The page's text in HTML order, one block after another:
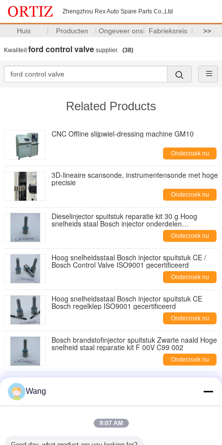
Zhengzhou Rex Auto Spare Parts Co.,Ltd
Huis Producten Ongeveer ons Fabrieksreis >>
Kwaliteitford control valve supplier. (38)
Related Products
CNC Offline slijpwiel-dressing machine GM10
Onderzoek nu
3D-lineaire scansonde, instrumentensonde met hoge
precisie
Onderzoek nu
Dieselinjector spuitstuk reparatie kit 30 g Hoog
snelheids staal Bosch injector onderdelen
Onderzoek nu
Hoog snelheidsstaal Bosch injector spuitstuk CE /
Bosch Control Valve ISO9001 gecertificeerd
Onderzoek nu
Hoog snelheidsstaal Bosch injector spuitstuk CE
Bosch regelklep ISO9001 gecertificeerd
Onderzoek nu
Bosch brandstofinjector spuitstuk Zwarte naald Hoge
snelheid staal reparatie kit F 00V C99 002
Onderzoek nu
Hoog snelheidsstaal naald 50 g/pc Bruto Gewicht
Injecteur Assy 127-8216 0R8682 3116 MUI Diesel
Injector 1278216
Wang
9:07 AM